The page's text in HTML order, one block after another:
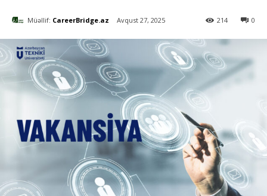
Müəllif: CareerBridge.az Avqust 27, 2025 0
214